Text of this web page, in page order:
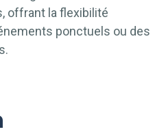
offrant la flexibilité
ponctuels ou des